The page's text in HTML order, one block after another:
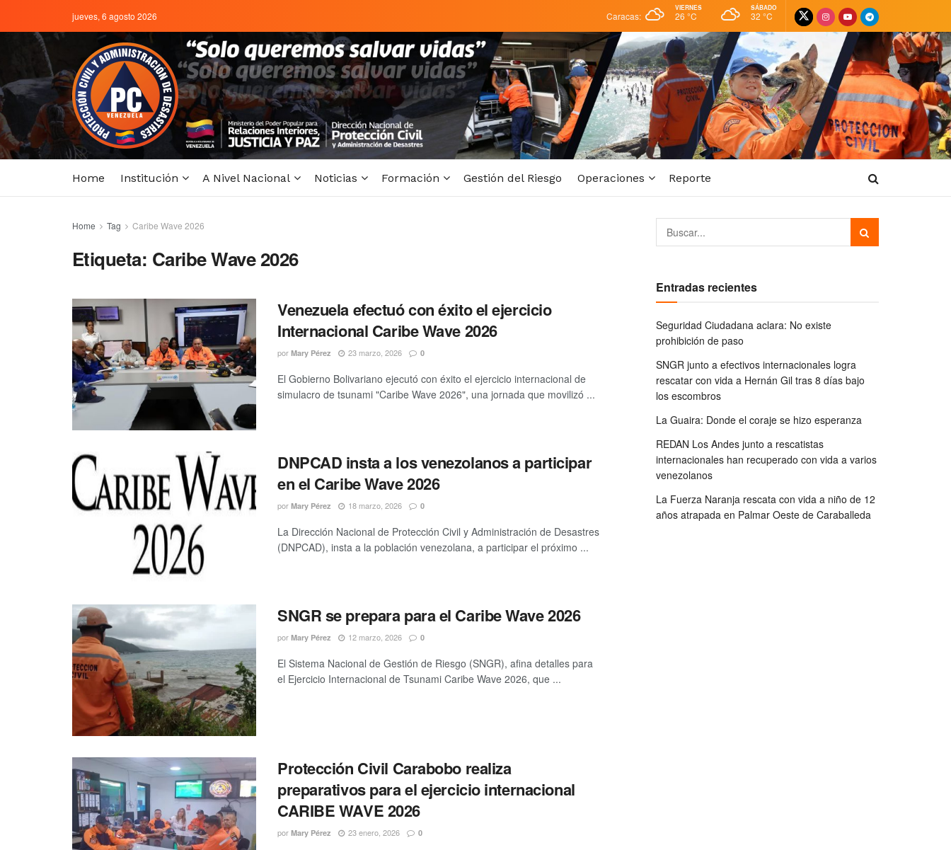
jueves, 6 agosto 2026 Caracas:
VIERNES
26 °C
SÁBADO
32 °C
Home Institución A Nivel Nacional Noticias Formación Gestión del Riesgo Operaciones Reporte
Home Tag Caribe Wave 2026
Etiqueta: Caribe Wave 2026
Venezuela efectuó con éxito el ejercicio
Internacional Caribe Wave 2026
por Mary Pérez 23 marzo, 2026 0
El Gobierno Bolivariano ejecutó con éxito el ejercicio internacional de
simulacro de tsunami "Caribe Wave 2026", una jornada que movilizó ...
DNPCAD insta a los venezolanos a participar
en el Caribe Wave 2026
por Mary Pérez 18 marzo, 2026 0
La Dirección Nacional de Protección Civil y Administración de Desastres
(DNPCAD), insta a la población venezolana, a participar el próximo ...
SNGR se prepara para el Caribe Wave 2026
por Mary Pérez 12 marzo, 2026 0
El Sistema Nacional de Gestión de Riesgo (SNGR), afina detalles para
el Ejercicio Internacional de Tsunami Caribe Wave 2026, que ...
Protección Civil Carabobo realiza
preparativos para el ejercicio internacional
CARIBE WAVE 2026
por Mary Pérez 23 enero, 2026 0
Entradas recientes
Seguridad Ciudadana aclara: No existe
prohibición de paso
SNGR junto a efectivos internacionales logra
rescatar con vida a Hernán Gil tras 8 días bajo
los escombros
La Guaira: Donde el coraje se hizo esperanza
REDAN Los Andes junto a rescatistas
internacionales han recuperado con vida a varios
venezolanos
La Fuerza Naranja rescata con vida a niño de 12
años atrapada en Palmar Oeste de Caraballeda